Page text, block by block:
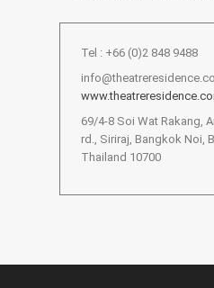
Tel : +66 (0)2 848 9488
69/4-8 Soi Wat Rakang,
rd., Siriraj, Bangkok Noi,
Thailand 10700